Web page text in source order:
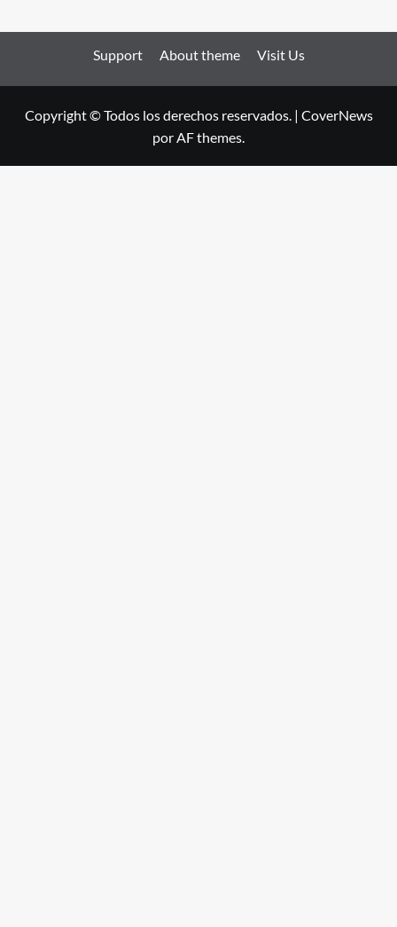
Support About theme Visit Us
Copyright © Todos los derechos reservados. | CoverNews
por AF themes.